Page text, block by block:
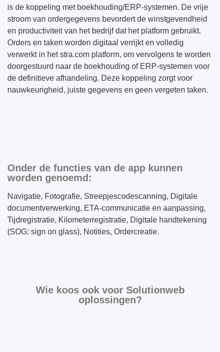
is de koppeling met boekhouding/ERP-systemen. De vrije
stroom van ordergegevens bevordert de winstgevendheid
en productiviteit van het bedrijf dat het platform gebruikt.
Orders en taken worden digitaal verrijkt en volledig
verwerkt in het stra.com platform, om vervolgens te worden
doorgestuurd naar de boekhouding of ERP-systemen voor
de definitieve afhandeling. Deze koppeling zorgt voor
nauwkeurigheid, juiste gegevens en geen vergeten taken.
Onder de functies van de app kunnen
worden genoemd:
Navigatie, Fotografie, Streepjescodescanning, Digitale
documentverwerking, ETA-communicatie en aanpassing,
Tijdregistratie, Kilometerregistratie, Digitale handtekening
(SOG: sign on glass), Notities, Ordercreatie.
Wie koos ook voor Solutionweb
oplossingen?